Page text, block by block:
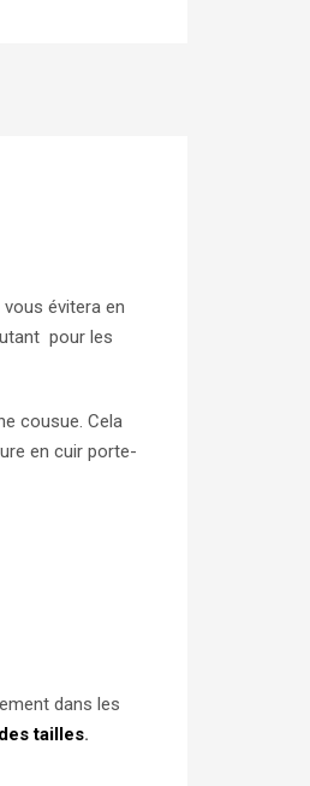
évitera en
pour les
cousue. Cela
en cuir porte-
dans les
tailles.